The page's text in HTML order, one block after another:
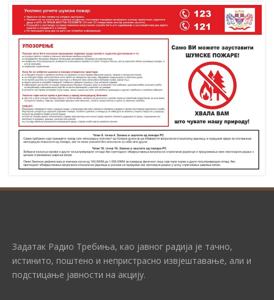
Задатак Радио Требиња, као јавног радија је тачно,
истинито, поштено и непристрасно извјештавање, али и
подстицање јавности на акцију.